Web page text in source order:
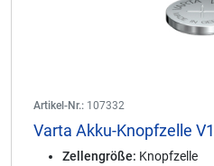
Artikel-Nr.: 107332
Varta Akku-Knopfzelle
Zellengröße: Knopfzelle